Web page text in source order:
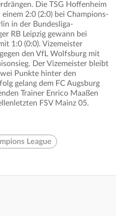
Die TSG Hoffenheim
2:0 (2:0) bei Champions-
in der Bundesliga-
RB Leipzig gewann bei
1:0 (0:0). Vizemeister
den VfL Wolfsburg mit
Der Vizemeister bleibt
Punkte hinter den
gelang dem FC Augsburg
Trainer Enrico Maaßen
FSV Mainz 05.
League